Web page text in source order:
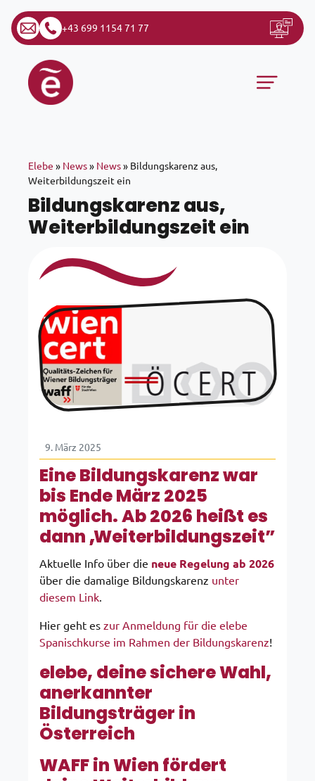
+43 699 1154 71 77
Zum Inhalt springen
Hauptnavigation
Elebe » News» News» Bildungskarenz aus,
Weiterbildungszeit ein
Bildungskarenz aus,
Weiterbildungszeit ein
9. März 2025
Eine Bildungskarenz war
bis Ende März 2025
möglich. Ab 2026 heißt es
dann „Weiterbildungszeit”
Aktuelle Info über die neue Regelung ab 2026
über die damalige Bildungskarenz unter
diesem Link.
Hier geht es zur Anmeldung für die elebe
Spanischkurse im Rahmen der Bildungskarenz!
elebe, deine sichere Wahl,
anerkannter
Bildungsträger in
Österreich
WAFF in Wien fördert